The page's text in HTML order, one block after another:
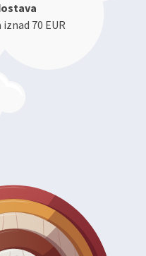
70 EUR